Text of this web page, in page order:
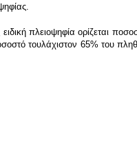
πλειοψηφία ορίζεται
τουλάχιστον 65% του